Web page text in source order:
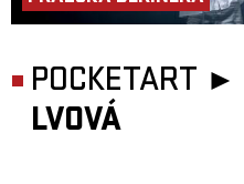
POCKETART ►
LVOVÁ